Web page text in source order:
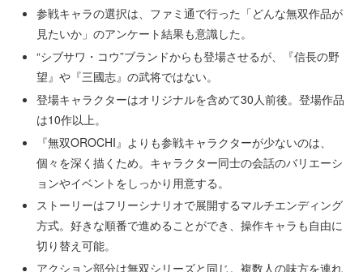
参戦キャラの選択は、ファミ通で行った「どんな無双作品が
見たいか」のアンケート結果も意識した。
“シブサワ・コウ”ブランドからも登場させるが、『信長の野
望』や『三國志』の武将ではない。
登場キャラクターはオリジナルを含めて30人前後。登場作品
は10作以上。
『無双OROCHI』よりも参戦キャラクターが少ないのは、
個々を深く描くため。キャラクター同士の会話のバリエーシ
ョンやイベントをしっかり用意する。
ストーリーはフリーシナリオで展開するマルチエンディング
方式。好きな順番で進めることができ、操作キャラも自由に
切り替え可能。
アクション部分は無双シリーズと同じ。複数人の味方を連れ